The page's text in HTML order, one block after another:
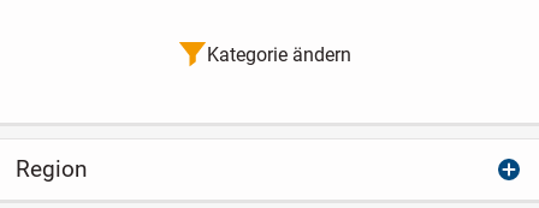
Kategorie ändern
Region